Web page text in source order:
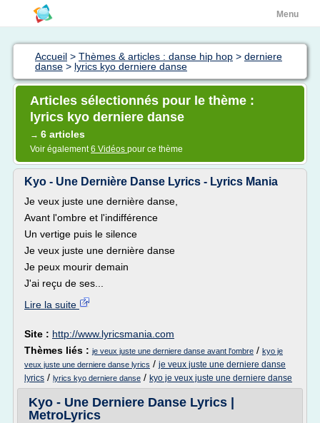
Menu
Accueil > Thèmes & articles : danse hip hop > derniere
danse > lyrics kyo derniere danse
Articles sélectionnés pour le thème :
lyrics kyo derniere danse
→ 6 articles
Voir également6 Vidéos pour ce thème
Kyo - Une Dernière Danse Lyrics - Lyrics Mania
Je veux juste une dernière danse,
Avant l'ombre et l'indifférence
Un vertige puis le silence
Je veux juste une dernière danse
Je peux mourir demain
J'ai reçu de ses...
Lire la suite
Site : http://www.lyricsmania.com
Thèmes liés : je veux juste une derniere danse avant l'ombre / kyo je
veux juste une derniere danse lyrics / je veux juste une derniere danse
lyrics / lyrics kyo derniere danse / kyo je veux juste une derniere danse
Kyo - Une Derniere Danse Lyrics |
MetroLyrics